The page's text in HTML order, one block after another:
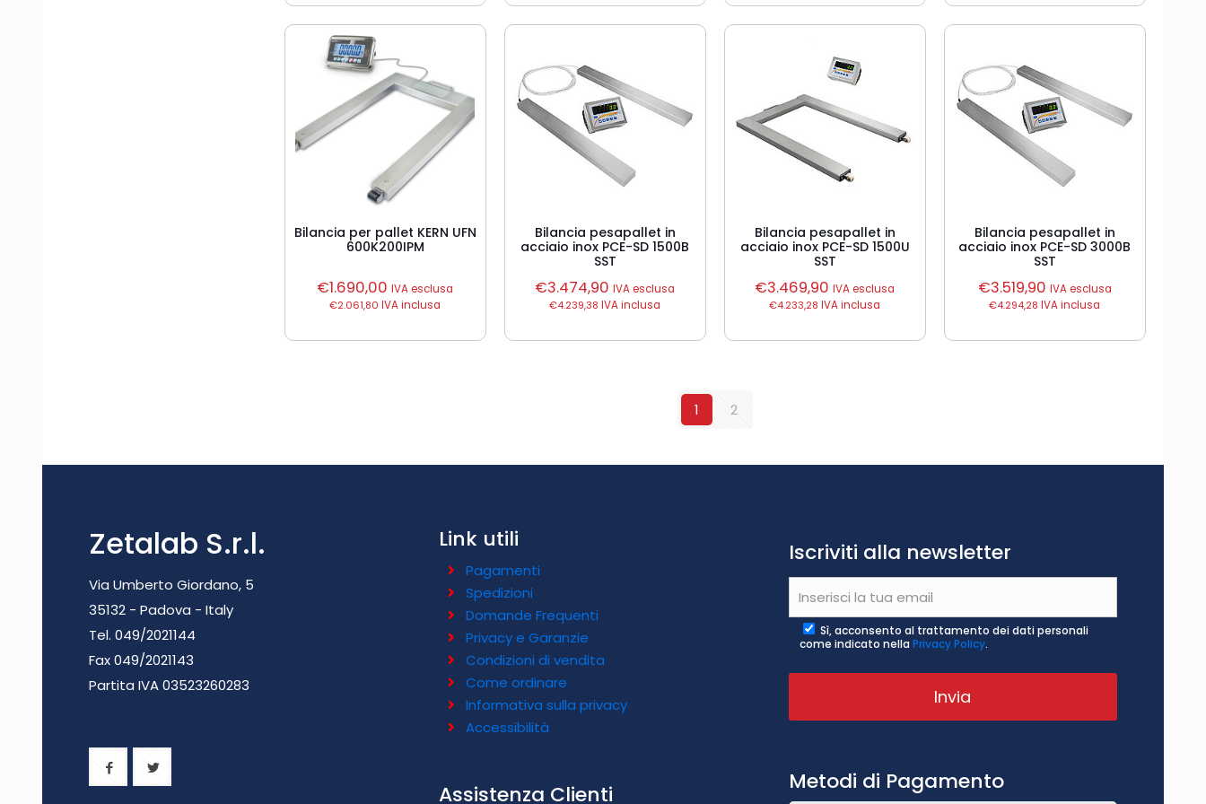
Bilancia per pallet KERN UFN
600K200IPM
€1.690,00 IVA esclusa
€2.061,80 IVA inclusa
Bilancia pesapallet in
acciaio inox PCE-SD 1500B
SST
€3.474,90 IVA esclusa
€4.239,38 IVA inclusa
Bilancia pesapallet in
acciaio inox PCE-SD 1500U
SST
€3.469,90 IVA esclusa
€4.233,28 IVA inclusa
Bilancia pesapallet in
acciaio inox PCE-SD 3000B
SST
€3.519,90 IVA esclusa
€4.294,28 IVA inclusa
1 2
Zetalab S.r.l.
Via Umberto Giordano, 5
35132 - Padova - Italy
Tel. 049/2021144
Fax 049/2021143
Partita IVA 03523260283
Link utili
Pagamenti
Spedizioni
Domande Frequenti
Privacy e Garanzie
Condizioni di vendita
Come ordinare
Informativa sulla privacy
Accessibilità
Assistenza Clienti
Iscriviti alla newsletter
Sì, acconsento al trattamento dei dati personali
come indicato nella Privacy Policy.
Metodi di Pagamento